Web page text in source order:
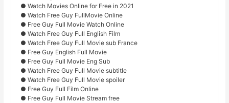
● Watch Movies Online for Free in 2021
● Watch Free Guy FullMovie Online
● Free Guy Full Movie Watch Online
● Watch Free Guy Full English Film
● Watch Free Guy Full Movie sub France
● Free Guy English Full Movie
● Free Guy Full Movie Eng Sub
● Watch Free Guy Full Movie subtitle
● Watch Free Guy Full Movie spoiler
● Free Guy Full Film Online
● Free Guy Full Movie Stream free